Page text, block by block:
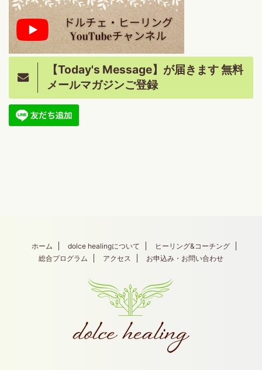
【Today's Message】が届きます 無料
メールマガジンご登録
ホーム dolce healingについて
ヒーリング&コーチング
総合プログラム
アクセス お申込み・お問い合わせ